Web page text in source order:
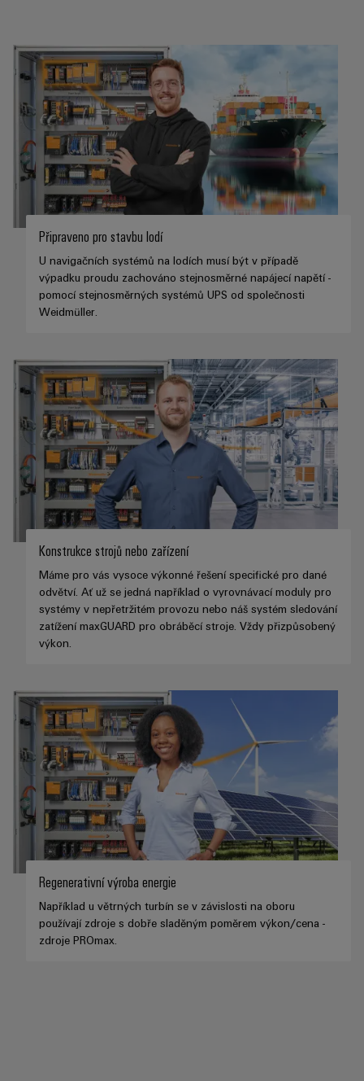
Připraveno pro stavbu lodí
U navigačních systémů na lodích musí být v případě
výpadku proudu zachováno stejnosměrné napájecí napětí -
pomocí stejnosměrných systémů UPS od společnosti
Weidmüller.
Konstrukce strojů nebo zařízení
Máme pro vás vysoce výkonné řešení specifické pro dané
odvětví. Ať už se jedná například o vyrovnávací moduly pro
systémy v nepřetržitém provozu nebo náš systém sledování
zatížení maxGUARD pro obráběcí stroje. Vždy přizpůsobený
výkon.
Regenerativní výroba energie
Například u větrných turbín se v závislosti na oboru
používají zdroje s dobře sladěným poměrem výkon/cena -
zdroje PROmax.